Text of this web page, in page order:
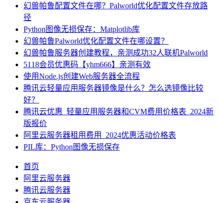
幻兽帕鲁配置文件在哪？Palworld优化配置文件存放路
径
Python图像无损保存：Matplotlib库
幻兽帕鲁Palworld优化配置文件在哪设置？
幻兽帕鲁服务器创建教程，亲测成功32人联机Palworld
5118会员优惠码【yhm666】亲测有效
使用Node.js创建Web服务器全流程
腾讯云轻量应用服务器镜像是什么？怎么选镜像比较
好？
腾讯云优惠_轻量应用服务器和CVM费用价格表_2024新
版报价
阿里云服务器租用费用_2024优惠活动价格表
PIL库：Python图像无损保存
首页
阿里云服务器
腾讯云服务器